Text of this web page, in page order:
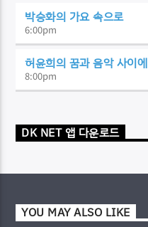
박승화의 가요 속으로
6:00pm
허윤희의 꿈과 음악 사이에
8:00pm
DK NET 앱 다운로드
YOU MAY ALSO LIKE